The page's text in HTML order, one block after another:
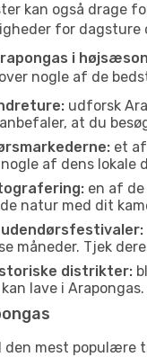
kan også drage
for
i
nogle af de
udforsk
anbefaler, at du
et
af dens lokale
en af
natur med dit
måneder. Tjek
distrikter:
lave i
mest populære